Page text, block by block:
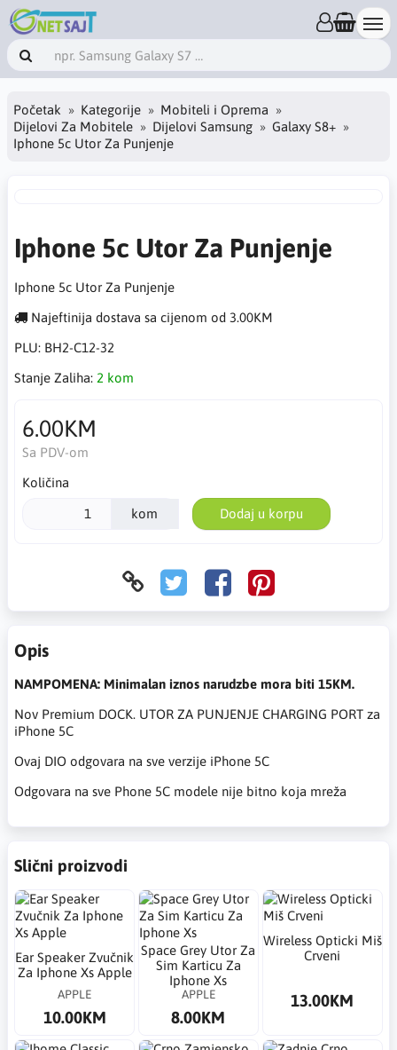
Početak Kategorije
Mobiteli i Oprema
Dijelovi Za Mobitele
Dijelovi Samsung
Galaxy S8+
Iphone 5c Utor Za Punjenje
Iphone 5c Utor Za Punjenje
Iphone 5c Utor Za Punjenje
Najeftinija dostava sa cijenom od 3.00KM
PLU: BH2-C12-32
Stanje Zaliha: 2 kom
6.00KM
Sa PDV-om
Količina
kom Dodaj u korpu
Opis
NAMPOMENA: Minimalan iznos narudzbe mora biti 15KM.
Nov Premium DOCK. UTOR ZA PUNJENJE CHARGING PORT za
iPhone 5C
Ovaj DIO odgovara na sve verzije iPhone 5C
Odgovara na sve Phone 5C modele nije bitno koja mreža
Slični proizvodi
Ear Speaker Zvučnik
Za Iphone Xs Apple
APPLE
10.00KM
Space Grey Utor Za
Sim Karticu Za
Iphone Xs
APPLE
8.00KM
Wireless Opticki Miš
Crveni
13.00KM